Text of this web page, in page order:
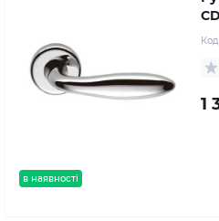
в наявності
1